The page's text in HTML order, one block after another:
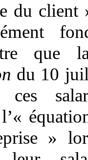
du client
que
du 10
ces
»